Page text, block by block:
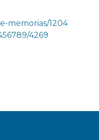
memorias/1204
4269